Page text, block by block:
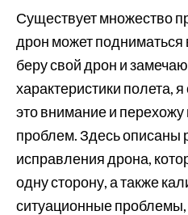
Существует множество
дрон может подниматься
беру свой дрон и
характеристики полета,
это внимание и
проблем. Здесь описаны
исправления дрона,
одну сторону, а также
ситуационные проблемы,